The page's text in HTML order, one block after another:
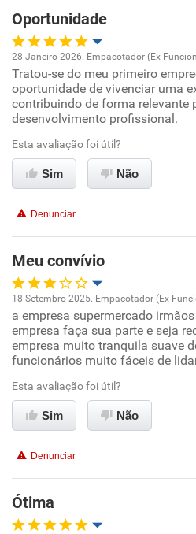
Oportunidade
Oportunidade de promoção
Ambiente de trabalho
Conciliação com a vida familiar
Benefícios
Recomenda a diretoria
28 Janeiro 2026. Empacotador (Ex-
Tratou-se do meu primeiro
oportunidade de vivenciar uma
contribuindo de forma relevante
desenvolvimento profissional.
Esta avaliação foi útil?
Sim Não
Denunciar
Meu convívio
Oportunidade de promoção
Ambiente de trabalho
Conciliação com a vida familiar
Benefícios
18 Setembro 2025. Empacotador (Ex-
a empresa supermercado
empresa faça sua parte e seja
empresa muito tranquila suave
funcionários muito fáceis de
Esta avaliação foi útil?
Sim Não
Denunciar
Ótima